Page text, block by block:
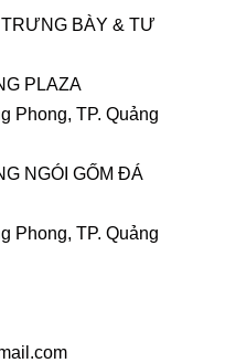
BÀY & TƯ
PLAZA
Phong, TP. Quảng
NGÓI GỐM ĐÁ
Phong, TP. Quảng